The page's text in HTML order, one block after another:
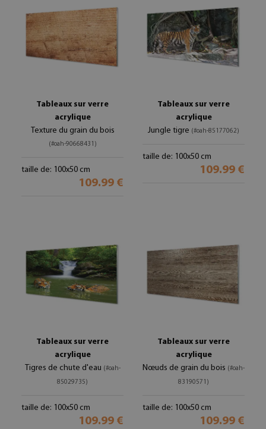
Tableaux sur verre
acrylique
Texture du grain du bois
(#oah-90668431)
taille de: 100x50 cm
109.99 €
Tableaux sur verre
acrylique
Jungle tigre (#oah-85177062)
taille de: 100x50 cm
109.99 €
Tableaux sur verre
acrylique
Tigres de chute d'eau (#oah-
85029735)
taille de: 100x50 cm
109.99 €
Tableaux sur verre
acrylique
Nœuds de grain du bois (#oah-
83190571)
taille de: 100x50 cm
109.99 €